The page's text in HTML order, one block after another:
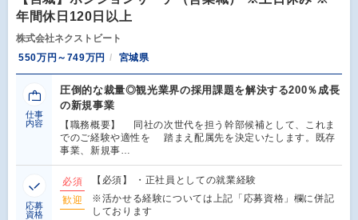
年間休日120日以上
株式会社ネクストビート
550万円～749万円
宮城県
仕事
内容
圧倒的な裁量◎観光業界の採用課題を解決する200％成長
の新規事業
【職務概要】 同社の次世代を担う幹部候補として、これま
でのご経験や適性を 踏まえ配属先を決定いたします。既存
事業、新規事…
応募
資格
必須
【必須】 ・正社員としての就業経験
歓迎
※活かせる経験については上記「応募資格」欄に併記
しております